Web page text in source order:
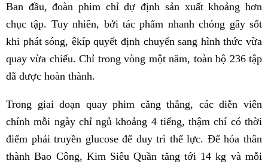
Ban đầu, đoàn phim chỉ dự định sản xuất khoảng hơn
chục tập. Tuy nhiên, bởi tác phẩm nhanh chóng gây sốt
khi phát sóng, êkíp quyết định chuyển sang hình thức vừa
quay vừa chiếu. Chỉ trong vòng một năm, toàn bộ 236 tập
đã được hoàn thành.
Trong giai đoạn quay phim căng thẳng, các diễn viên
chính mỗi ngày chỉ ngủ khoảng 4 tiếng, thậm chí có thời
điểm phải truyền glucose để duy trì thể lực. Để hóa thân
thành Bao Công, Kim Siêu Quần tăng tới 14 kg và mỗi